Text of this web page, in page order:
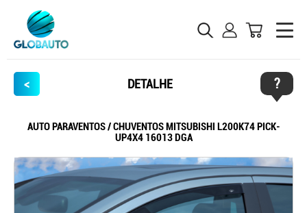
< DETALHE ?
AUTO PARAVENTOS / CHUVENTOS MITSUBISHI L200K74 PICK-
UP4X4 16013 DGA